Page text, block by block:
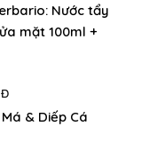
Nước tẩy
mặt 100ml +
& Diếp Cá